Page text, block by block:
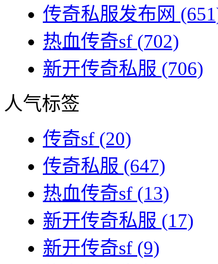
传奇私服发布网
热血传奇sf (702)
新开传奇私服 (706)
人气标签
传奇sf (20)
传奇私服 (647)
热血传奇sf (13)
新开传奇私服 (17)
新开传奇sf (9)